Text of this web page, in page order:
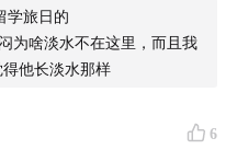
学旅日的
为啥淡水不在这里，而且我
他长淡水那样
6